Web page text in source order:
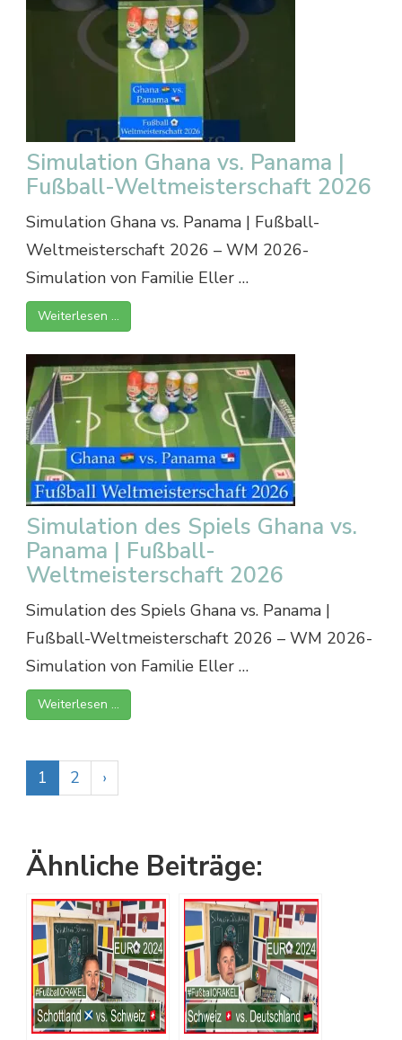
Simulation Ghana vs. Panama |
Fußball-Weltmeisterschaft 2026
Simulation Ghana vs. Panama | Fußball-
Weltmeisterschaft 2026 – WM 2026-
Simulation von Familie Eller …
Weiterlesen …
Simulation des Spiels Ghana vs.
Panama | Fußball-
Weltmeisterschaft 2026
Simulation des Spiels Ghana vs. Panama |
Fußball-Weltmeisterschaft 2026 – WM 2026-
Simulation von Familie Eller …
Weiterlesen …
1 2 ›
Ähnliche Beiträge: